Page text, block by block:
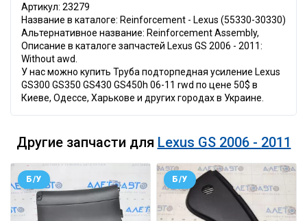
Артикул: 23279
Название в каталоге: Reinforcement - Lexus (55330-30330)
Альтернативное название: Reinforcement Assembly,
Описание в каталоге запчастей Lexus GS 2006 - 2011:
Without awd.
У нас можно купить Труба подторпедная усиление Lexus
GS300 GS350 GS430 GS450h 06-11 rwd по цене 50$ в
Киеве, Одессе, Харькове и других городах в Украине.
Другие запчасти для Lexus GS 2006 - 2011
Б/У Б/У